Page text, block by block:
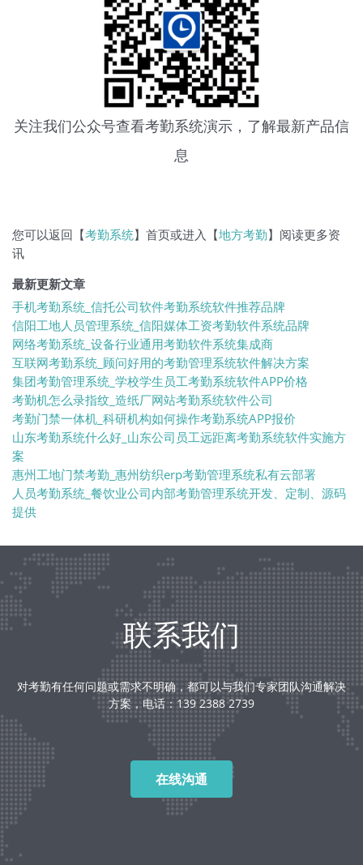
关注我们公众号查看考勤系统演示，了解最新产品信
息
您可以返回【考勤系统】首页或进入【地方考勤】阅读更多资
讯
最新更新文章
手机考勤系统_信托公司软件考勤系统软件推荐品牌
信阳工地人员管理系统_信阳媒体工资考勤软件系统品牌
网络考勤系统_设备行业通用考勤软件系统集成商
互联网考勤系统_顾问好用的考勤管理系统软件解决方案
集团考勤管理系统_学校学生员工考勤系统软件APP价格
考勤机怎么录指纹_造纸厂网站考勤系统软件公司
考勤门禁一体机_科研机构如何操作考勤系统APP报价
山东考勤系统什么好_山东公司员工远距离考勤系统软件实施方
案
惠州工地门禁考勤_惠州纺织erp考勤管理系统私有云部署
人员考勤系统_餐饮业公司内部考勤管理系统开发、定制、源码
提供
联系我们
对考勤有任何问题或需求不明确，都可以与我们专家团队沟通解决
方案，电话：139 2388 2739
在线沟通